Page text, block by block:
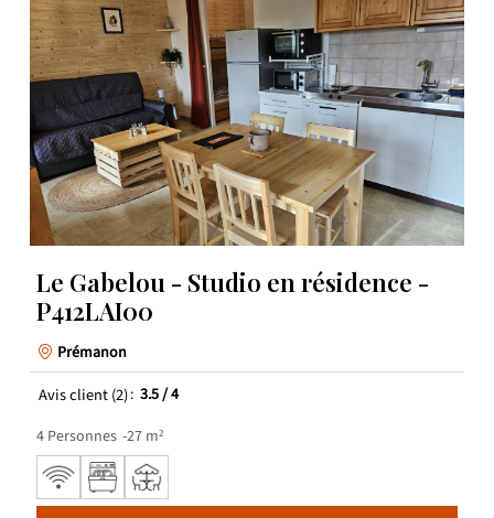
Le Gabelou - Studio en résidence -
P412LAI00
Prémanon
Avis client(2) 3.5/ 4
4 Personnes 27 m²